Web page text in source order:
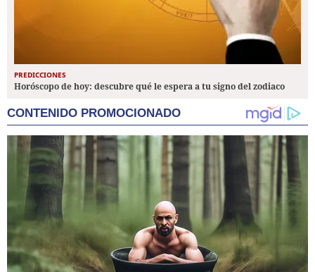
PREDICCIONES
Horóscopo de hoy: descubre qué le espera a tu signo del zodiaco
CONTENIDO PROMOCIONADO